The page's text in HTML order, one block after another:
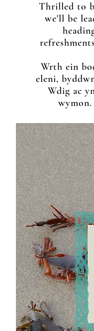
Thrilled to
we'll be
Wrth ein
eleni,
Wdig ac